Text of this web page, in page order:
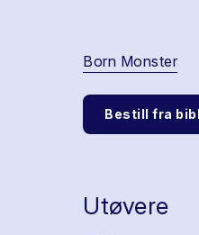
Born Monster
Bestill fra
Utøvere